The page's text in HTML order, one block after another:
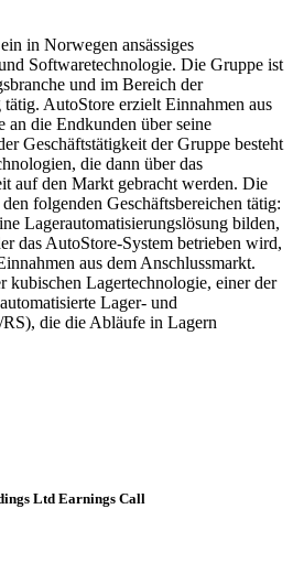
in Norwegen ansässiges
Softwaretechnologie. Die Gruppe ist
und im Bereich der
AutoStore erzielt Einnahmen aus
an die Endkunden über seine
Geschäftstätigkeit der Gruppe besteht
die dann über das
auf den Markt gebracht werden. Die
folgenden Geschäftsbereichen tätig:
Lagerautomatisierungslösung bilden,
das AutoStore-System betrieben wird,
aus dem Anschlussmarkt.
kubischen Lagertechnologie, einer der
Lager- und
die die Abläufe in Lagern
Ltd Earnings Call